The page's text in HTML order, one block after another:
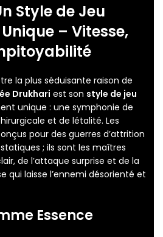
Style de Jeu
– Vitesse,
la plus séduisante raison de
Drukhari est son style de jeu
unique : une symphonie de
et de létalité. Les
pour des guerres d’attrition
; ils sont les maîtres
de l’attaque surprise et de la
laisse l’ennemi désorienté et
Essence